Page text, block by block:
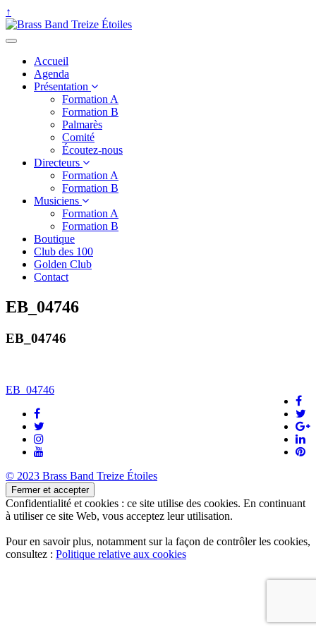
↑
Accueil
Agenda
Présentation
Formation A
Formation B
Palmarès
Comité
Écoutez-nous
Directeurs
Formation A
Formation B
Musiciens
Formation A
Formation B
Boutique
Club des 100
Golden Club
Contact
EB_04746
EB_04746
Navigation
l’article
EB_04746
© 2023 Brass Band Treize Étoiles
Confidentialité et cookies : ce site utilise des cookies. En continuant
à utiliser ce site Web, vous acceptez leur utilisation.
Pour en savoir plus, notamment sur la façon de contrôler les cookies,
consultez : Politique relative aux cookies